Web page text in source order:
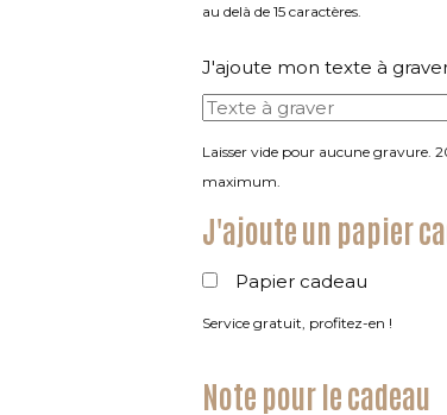
au delà de 15 caractères.
J'ajoute mon texte à
Laisser vide pour aucune gravure.
maximum.
J'ajoute un papier
Papier cadeau
Service gratuit, profitez-en !
Note pour le cadeau